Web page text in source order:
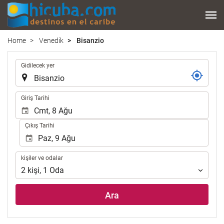
Home Venedik Bisanzio
Gidilecek yer
Giriş Tarihi
Çıkış Tarihi
kişiler
ve
odalar
kişiler ve odalar
2 kişi, 1 Oda
Ara